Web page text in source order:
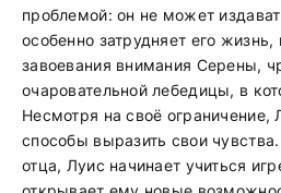
проблемой: он не может
особенно затрудняет его
завоевания внимания Серены,
очаровательной лебедицы, в
Несмотря на своё ограничение,
способы выразить свои
отца, Луис начинает учиться